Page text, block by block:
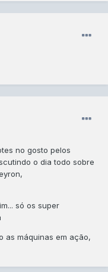
no gosto pelos
o dia todo sobre
só os super
as máquinas em ação,